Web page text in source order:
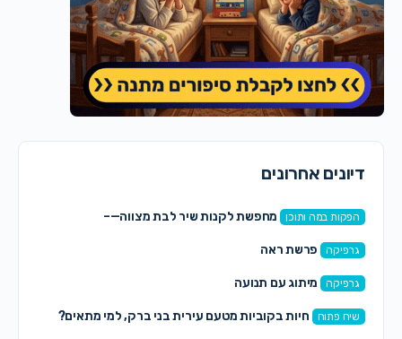
דיונים אחרונים
הפקות במה ותוכן מחפשת לקנות שיר לבת מצווה—–
גרפיקה פרשת ראה
גרפיקה מיתוג עם תנועה
שיח פתוח חיות בקוביות מטעם עירית בני ברק, למי מתאים?